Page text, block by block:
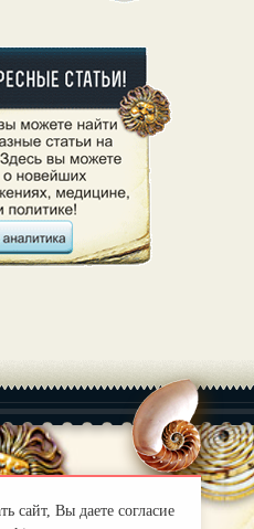
Правила
сайт, Вы даете согласие